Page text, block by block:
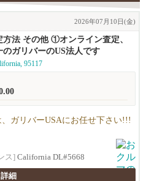
2026年07月10日(金)
方法 その他 ①オンライン査定、
定
のガリバーのUS法人です
95117
ガリバーUSAにお任せ下さい!!!
ス] California DL#5668
詳細